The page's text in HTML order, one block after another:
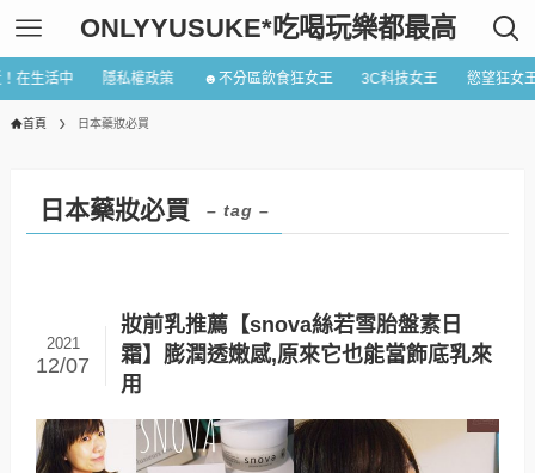
ONLYYUSUKE*吃喝玩樂都最高
在生活中 隱私權政策 ☻不分區飲食狂女王 3C科技女王 慾望狂女
首頁 日本藥妝必買
日本藥妝必買 – tag –
妝前乳推薦【snova絲若雪胎盤素日
霜】膨潤透嫩感,原來它也能當飾底乳來
用
2021
12/07